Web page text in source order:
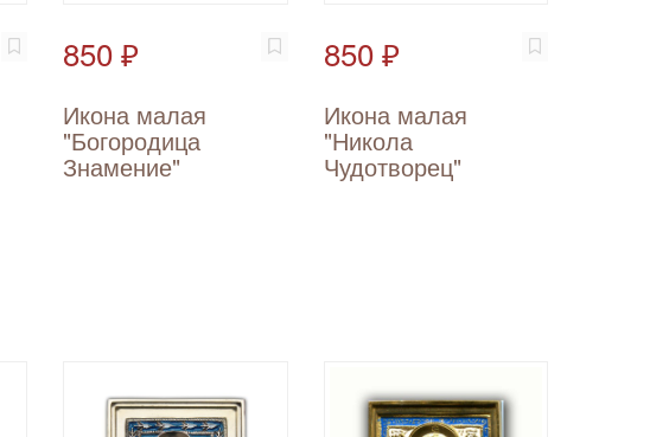
850 ₽
Икона малая
"Богородица
Знамение"
850 ₽
Икона малая
"Никола
Чудотворец"